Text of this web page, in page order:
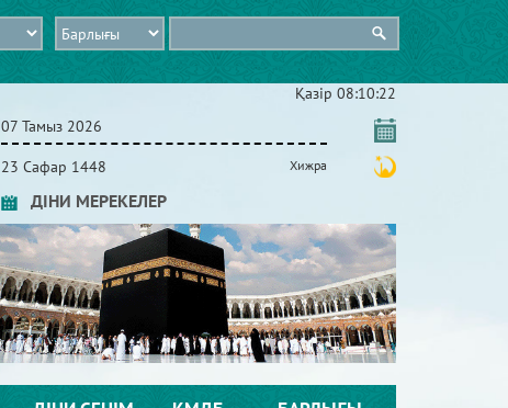
Қазір 08:10:24
07 Тамыз 2026
23 Сафар 1448 Хижра
ДІНИ МЕРЕКЕЛЕР